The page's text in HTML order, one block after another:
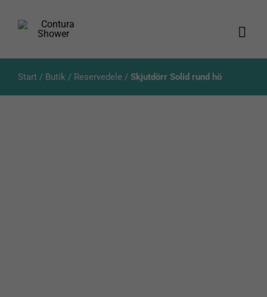
Start/ Butik / Reservedele/ Skjutdörr Solid rund hö